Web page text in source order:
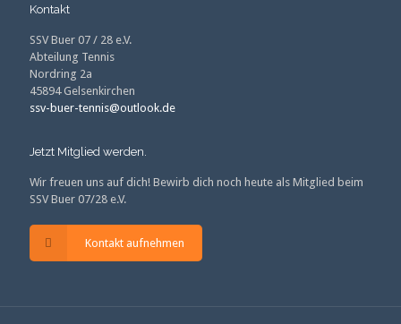
Kontakt
SSV Buer 07 / 28 e.V.
Abteilung Tennis
Nordring 2a
45894 Gelsenkirchen
ssv-buer-tennis@outlook.de
Jetzt Mitglied werden.
Wir freuen uns auf dich! Bewirb dich noch heute als Mitglied beim
SSV Buer 07/28 e.V.
Kontakt aufnehmen